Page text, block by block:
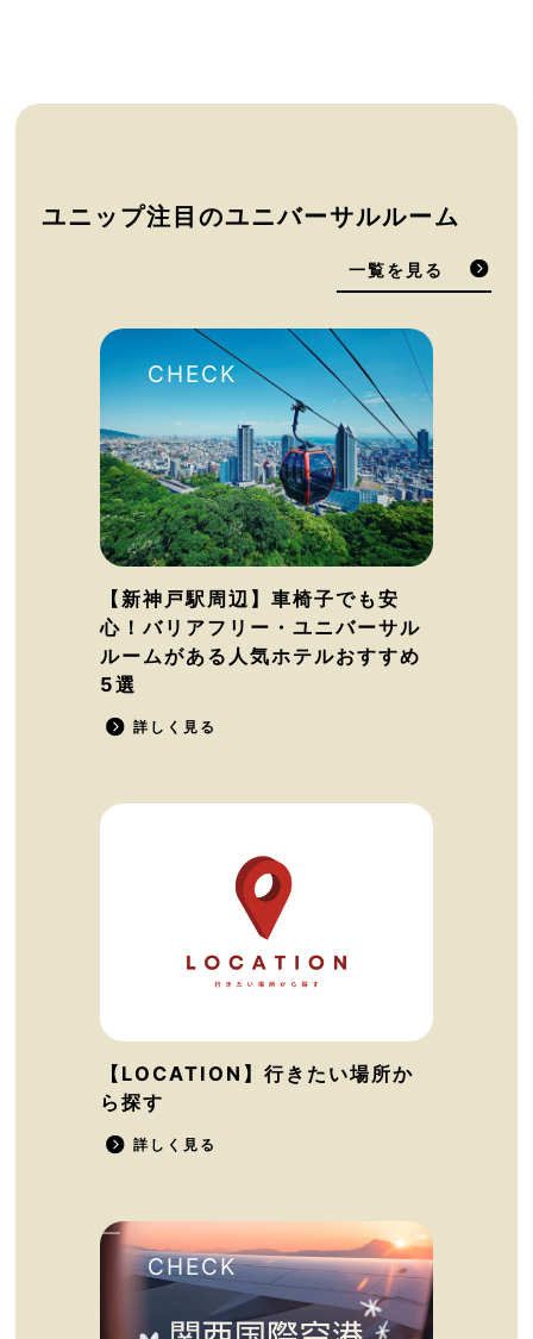
ユニップ注目のユニバーサルルーム
一覧を見る
【新神戸駅周辺】車椅子でも安
心！バリアフリー・ユニバーサル
ルームがある人気ホテルおすすめ
5選
詳しく見る
【LOCATION】行きたい場所か
ら探す
詳しく見る